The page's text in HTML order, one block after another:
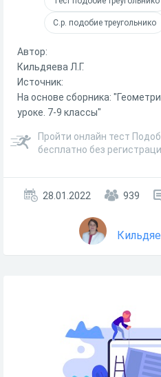
С.р. подобие треугольнико
Автор:
Кильдяева Л.Г.
Источник:
На основе сборника:
уроке. 7-9 классы"
Пройти онлайн тест
бесплатно без
28.01.2022 939